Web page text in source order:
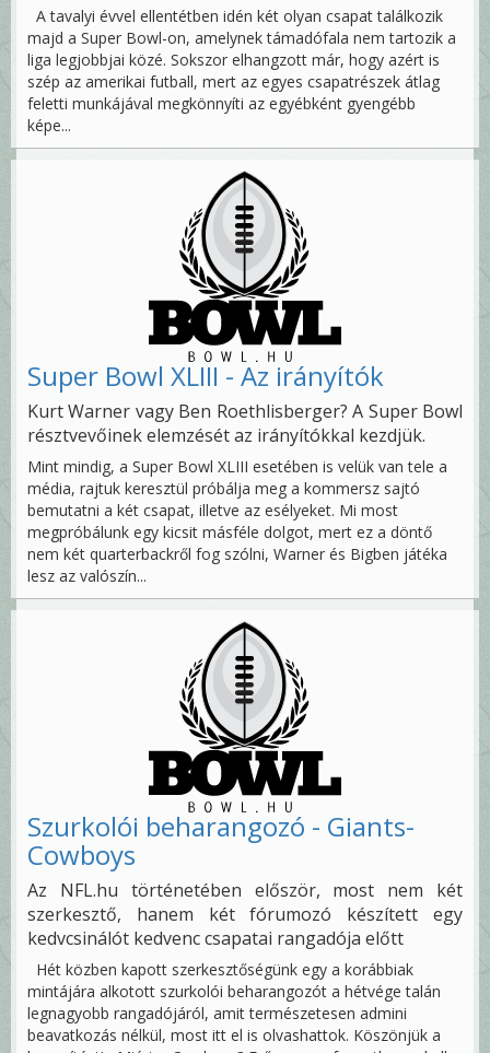
A tavalyi évvel ellentétben idén két olyan csapat találkozik
majd a Super Bowl-on, amelynek támadófala nem tartozik a
liga legjobbjai közé. Sokszor elhangzott már, hogy azért is
szép az amerikai futball, mert az egyes csapatrészek átlag
feletti munkájával megkönnyíti az egyébként gyengébb
képe...
Super Bowl XLIII - Az irányítók
Kurt Warner vagy Ben Roethlisberger? A Super Bowl
résztvevőinek elemzését az irányítókkal kezdjük.
Mint mindig, a Super Bowl XLIII esetében is velük van tele a
média, rajtuk keresztül próbálja meg a kommersz sajtó
bemutatni a két csapat, illetve az esélyeket. Mi most
megpróbálunk egy kicsit másféle dolgot, mert ez a döntő
nem két quarterbackről fog szólni, Warner és Bigben játéka
lesz az valószín...
Szurkolói beharangozó - Giants-
Cowboys
Az NFL.hu történetében először, most nem két
szerkesztő, hanem két fórumozó készített egy
kedvcsinálót kedvenc csapatai rangadója előtt
Hét közben kapott szerkesztőségünk egy a korábbiak
mintájára alkotott szurkolói beharangozót a hétvége talán
legnagyobb rangadójáról, amit természetesen admini
beavatkozás nélkül, most itt el is olvashattok. Köszönjük a